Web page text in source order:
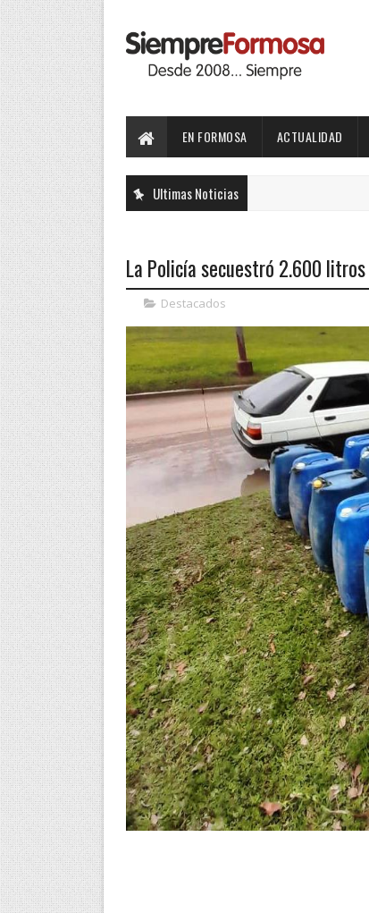
EN FORMOSA ACTUALIDAD
Ultimas Noticias
La Policía secuestró 2.600
Destacados